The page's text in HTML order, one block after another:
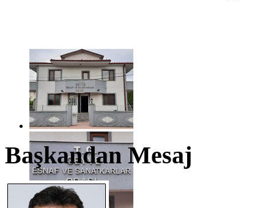
Başkandan Mesaj